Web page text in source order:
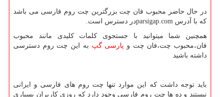
در حال حاضر محبوب فان چت بزرگترین چت روم فارسی می باشد
که با آدرس
در دسترس است
همچنین شما میتوانید با جستجوی کلمات کلیدی مانند محبوب
فان،محبوب چت،فان چت و پارسی گپ به این چت روم دسترسی
داشته باشید
باید توجه داشت که این موارد تنها چت روم های فارسی و ایرانی
نیستند و ده ها چت روم فارسی وجود دارد که روزی کاربران بسیاری